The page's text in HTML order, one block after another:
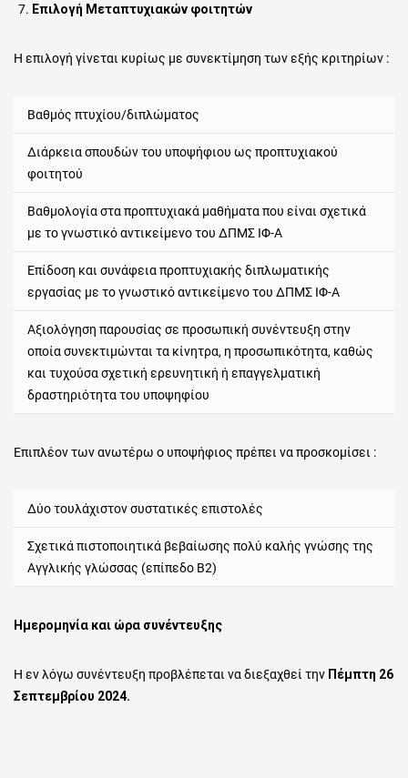
Επιλογή Μεταπτυχιακών φοιτητών
Η επιλογή γίνεται κυρίως με συνεκτίμηση των εξής κριτηρίων :
Βαθμός πτυχίου/διπλώματος
Διάρκεια σπουδών του υποψήφιου ως προπτυχιακού
φοιτητού
Βαθμολογία στα προπτυχιακά μαθήματα που είναι σχετικά
με το γνωστικό αντικείμενο του ΔΠΜΣ ΙΦ-Α
Επίδοση και συνάφεια προπτυχιακής διπλωματικής
εργασίας με το γνωστικό αντικείμενο του ΔΠΜΣ ΙΦ-Α
Αξιολόγηση παρουσίας σε προσωπική συνέντευξη στην
οποία συνεκτιμώνται τα κίνητρα, η προσωπικότητα, καθώς
και τυχούσα σχετική ερευνητική ή επαγγελματική
δραστηριότητα του υποψηφίου
Επιπλέον των ανωτέρω ο υποψήφιος πρέπει να προσκομίσει :
Δύο τουλάχιστον συστατικές επιστολές
Σχετικά πιστοποιητικά βεβαίωσης πολύ καλής γνώσης της
Αγγλικής γλώσσας (επίπεδο Β2)
Ημερομηνία και ώρα συνέντευξης
Η εν λόγω συνέντευξη προβλέπεται να διεξαχθεί την Πέμπτη 26
Σεπτεμβρίου 2024.